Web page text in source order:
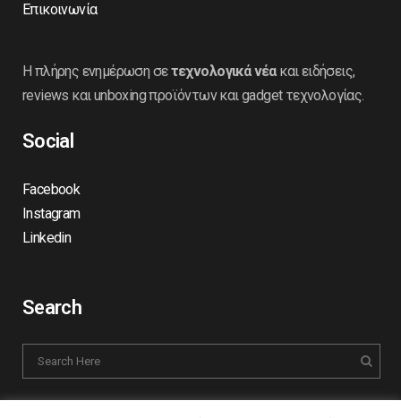
Επικοινωνία
Η πλήρης ενημέρωση σετεχνολογικά νέακαι ειδήσεις,
reviews και unboxing προϊόντων και gadget τεχνολογίας.
Social
Facebook
Instagram
Linkedin
Search